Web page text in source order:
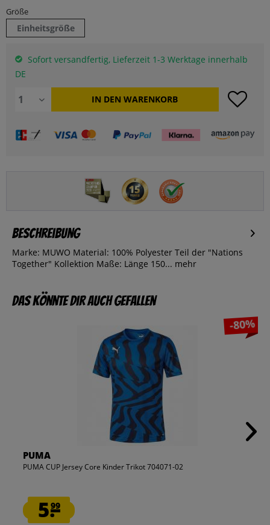
Größe
Einheitsgröße
Sofort versandfertig, Lieferzeit 1-3 Werktage innerhalb
DE
IN DEN WARENKORB
Beschreibung
Marke: MUWO Material: 100% Polyester Teil der "Nations
Together" Kollektion Maße: Länge 150... mehr
Das könnte dir auch gefallen
-80%
PUMA
PUMA CUP Jersey Core Kinder Trikot 704071-02
5.99